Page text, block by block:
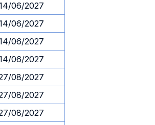
06/2027
06/2027
06/2027
06/2027
08/2027
08/2027
08/2027